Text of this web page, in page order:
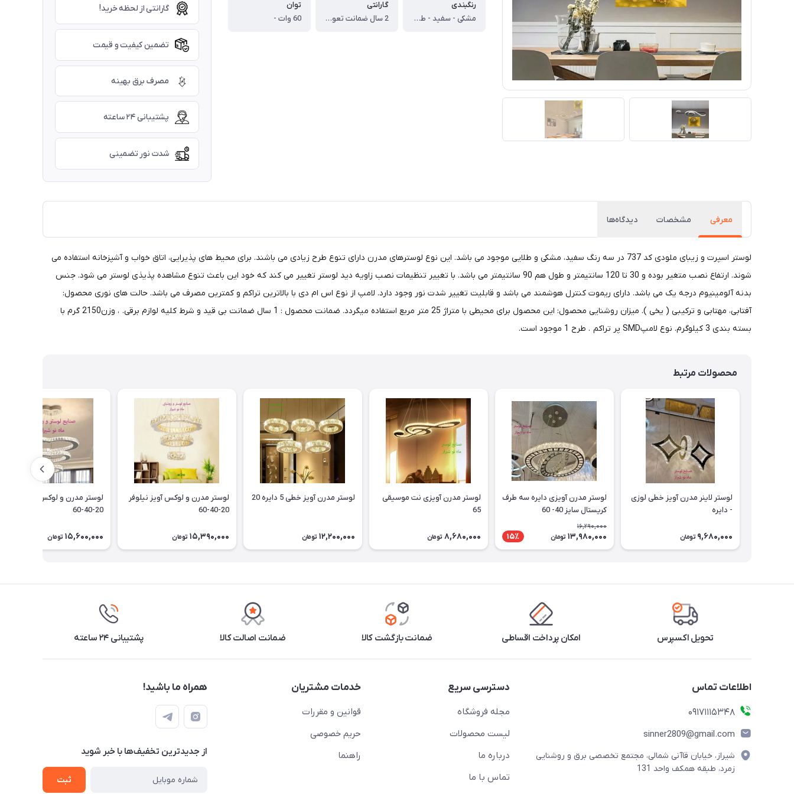
رنگبندی
مشکی - سفید - طلایی
گارانتی
2 سال ضمانت تعویض کالا
توان
60 وات -
گارانتی از لحظه خرید!
تضمین کیفیت و قیمت
مصرف برق بهینه
پشتیبانی ۲۴ ساعته
شدت نور تضمینی
معرفی مشخصات دیدگاه‌ها
لوستر اسپرت و زیبای ملودی کد 737 در سه رنگ سفید، مشکی و طلایی موجود می باشد. این نوع لوسترهای مدرن دارای تنوع طرح زیادی می باشند. برای محیط های پذیرایی، اتاق خواب و آشپزخانه استفاده می
شوند. ارتفاع نصب متغیر بوده و 30 تا 120 سانتیمتر و طول هم 90 سانتیمتر می باشد. با تغییر تنظیمات نصب زاویه دید لوستر تغییر می کند که خود این باعث تنوع مشاهده پذیذی لوستر می شود. جنس
بدنه آلومینیوم درجه یک می باشد. دارای ریموت کنترل هوشمند می باشد و قابلیت تغییر شدت نور وجود دارد. لامپ از نوع اس ام دی با بالاترین تراکم و کمترین مصرف می باشد. حالت های نوری محصول:
آفتابی، مهتابی و ترکیبی ( یخی ). میزان روشنایی محصول: این محصول برای محیطی با متراژ 25 متر مربع استفاده میگردد. ضمانت محصول : 1 سال ضمانت بی قید و شرط کلیه لوازم برقی. ، وزن2150 گرم با
بسته بندی 3 کیلوگرم. نوع لامپSMD پر تراکم . طرح 1 موجود است.
محصولات مرتبط
لوستر لاینر مدرن آویز خطی لوزی
- دایره
9,680,000 تومان
لوستر مدرن آویزی دایره سه طرف
کریستال سایز 40- 60
16,290,000
13,980,000 تومان 15٪
لوستر مدرن آویزی نت موسیقی
65
8,680,000 تومان
لوستر مدرن آویز خطی 5 دایره 20
12,200,000 تومان
لوستر مدرن و لوکس آویز نیلوفر
20-40-60
15,390,000 تومان
لوستر مدرن و لوکس آویز قلب
20-40-60
15,600,000 تومان
تحویل اکسپرس امکان پرداخت اقساطی ضمانت بازگشت کالا ضمانت اصالت کالا پشتیبانی ۲۴ ساعته
اطلاعات تماس
09171115348
sinner2809@gmail.com
شیراز، خیابان قاآنی شمالی، مجتمع تخصصی برق و روشنایی
زمرد، طبقه همکف واحد 131
دسترسی سریع
مجله فروشگاه
لیست محصولات
درباره ما
تماس با ما
خدمات مشتریان
قوانین و مقررات
حریم خصوصی
راهنما
همراه ما باشید!
از جدید‌ترین تخفیف‌ها با‌ خبر شوید
ثبت